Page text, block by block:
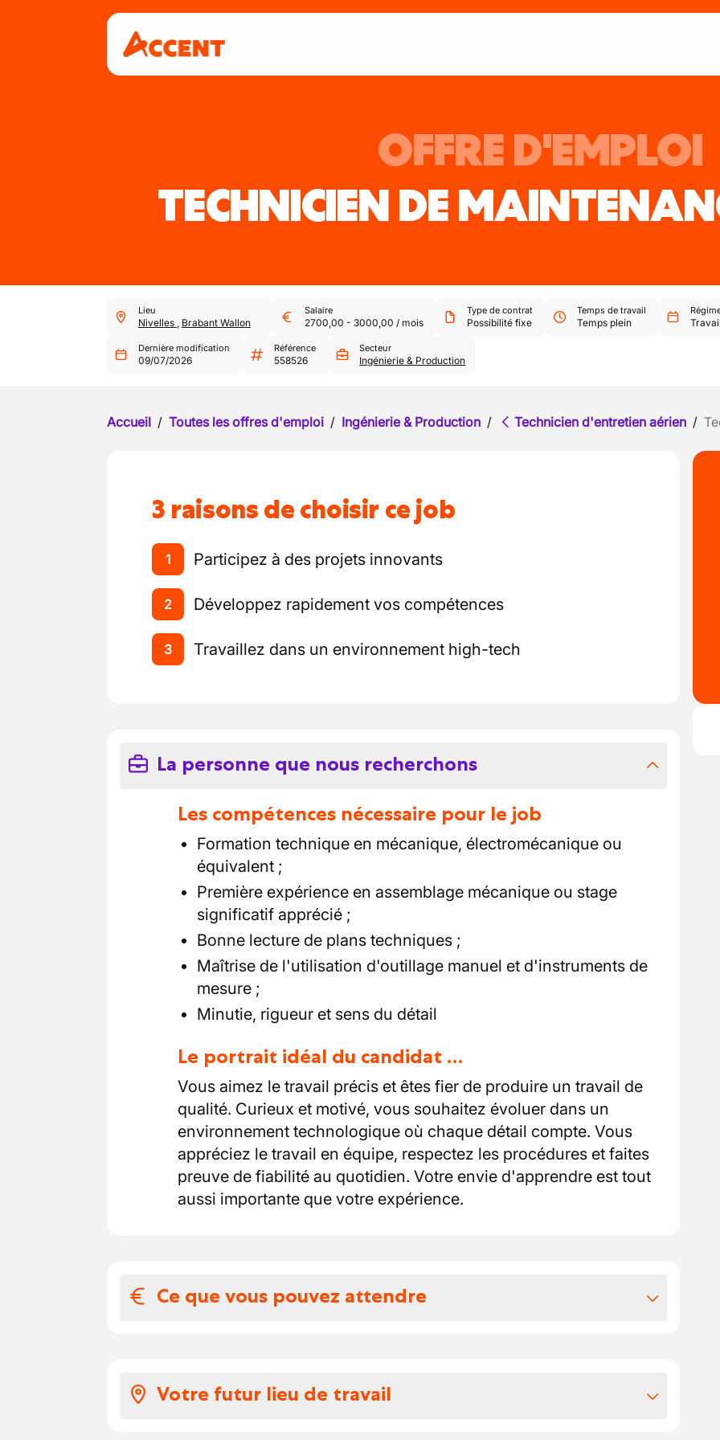
OFFRE D'EMPLOI
TECHNICIEN DE
Lieu
Nivelles , Brabant Wallon
Salaire
2700,00 - 3000,00 / mois
Type de contrat
Possibilité fixe
Temps de travail
Temps plein
Dernière modification
09/07/2026
Référence
558526
Secteur
Ingénierie & Production
Accueil / Toutes les offres d'emploi / Ingénierie & Production / Technicien d'entretien aérien /
3 raisons de choisir ce job
1 Participez à des projets innovants
2 Développez rapidement vos compétences
3 Travaillez dans un environnement high-tech
La personne que nous recherchons
Les compétences nécessaire pour le job
Formation technique en mécanique, électromécanique ou
équivalent ;
Première expérience en assemblage mécanique ou stage
significatif apprécié ;
Bonne lecture de plans techniques ;
Maîtrise de l'utilisation d'outillage manuel et d'instruments de
mesure ;
Minutie, rigueur et sens du détail
Le portrait idéal du candidat …
Vous aimez le travail précis et êtes fier de produire un travail de
qualité. Curieux et motivé, vous souhaitez évoluer dans un
environnement technologique où chaque détail compte. Vous
appréciez le travail en équipe, respectez les procédures et faites
preuve de fiabilité au quotidien. Votre envie d'apprendre est tout
aussi importante que votre expérience.
Ce que vous pouvez attendre
réussie
Votre futur lieu de travail